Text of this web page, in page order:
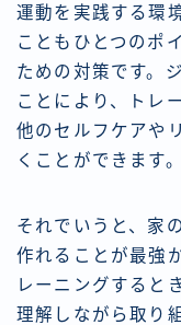
運動を実践する環
こともひとつのポ
ための対策です。
ことにより、トレ
他のセルフケアや
くことができます。
それでいうと、家
作れることが最強
レーニングすると
理解しながら取り